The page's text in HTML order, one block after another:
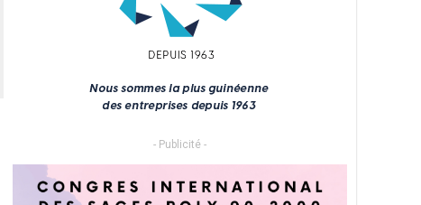
- Publicité -